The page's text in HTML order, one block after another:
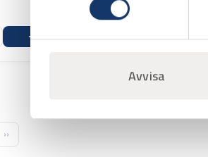
Avvisa
Varukorg Favorit
››